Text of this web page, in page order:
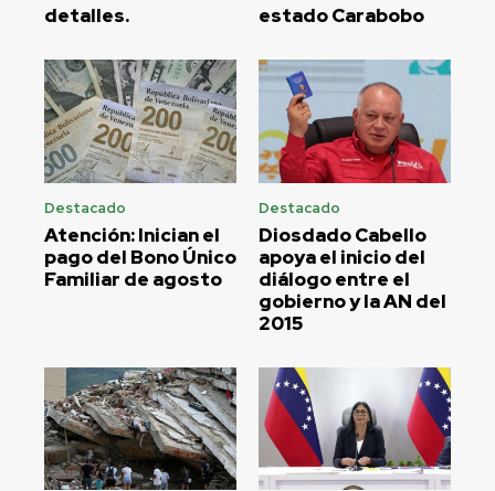
detalles.
estado Carabobo
Destacado
Atención: Inician el
pago del Bono Único
Familiar de agosto
Destacado
Diosdado Cabello
apoya el inicio del
diálogo entre el
gobierno y la AN del
2015